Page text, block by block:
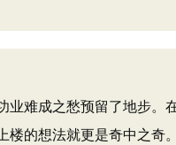
难成之愁预留了地步。在
楼的想法就更是奇中之奇